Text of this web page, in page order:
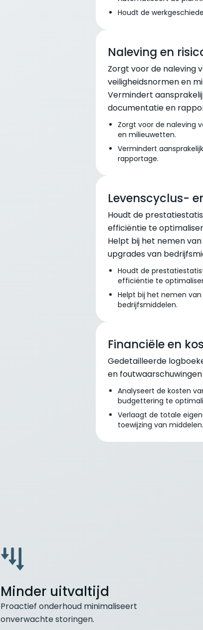
Houdt de
Naleving en
Zorgt voor de naleving
veiligheidsnormen en
Vermindert
documentatie en
Zorgt voor de naleving
en milieuwetten.
Vermindert
rapportage.
Levenscyclus-
Houdt de
efficiëntie te
Helpt bij het nemen
upgrades van
Houdt de
efficiëntie te
Helpt bij het nemen
bedrijfsmiddelen.
Financiële en
Gedetailleerde
en
Analyseert de kosten
budgettering te
Verlaagt de totale
toewijzing van middelen.
Minder uitvaltijd
Proactief onderhoud minimaliseert
onverwachte storingen.